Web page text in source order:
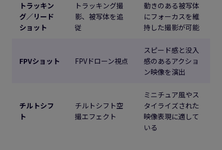
トラッキン
グ／リード
ショット
トラッキング撮
影、被写体を追
従
動きのある被写体
にフォーカスを維
持した撮影が可能
FPVショット FPVドローン視点
スピード感と没入
感のあるアクショ
ン映像を演出
チルトシフ
ト
チルトシフト空
撮エフェクト
ミニチュア風やス
タイライズされた
映像表現に適して
いる